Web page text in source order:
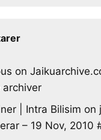
on
archiver
| Intra Bilisim on
– 19 Nov, 2010